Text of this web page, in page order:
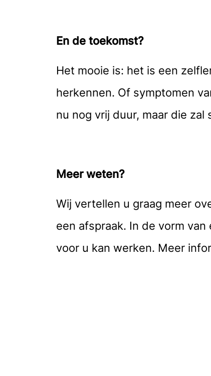
En de toekomst?
Het mooie is: het is een
herkennen. Of symptomen
nu nog vrij duur, maar die
Meer weten?
Wij vertellen u graag meer
een afspraak. In de vorm
voor u kan werken. Meer